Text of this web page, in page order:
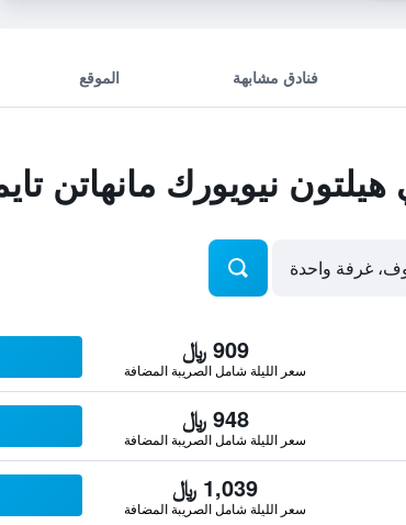
فنادق مشابهة الموقع
نيويورك مانهاتن
909 ﷼
سعر الليلة شامل الصريبة المضافة
948 ﷼
سعر الليلة شامل الصريبة المضافة
1,039 ﷼
سعر الليلة شامل الصريبة المضافة